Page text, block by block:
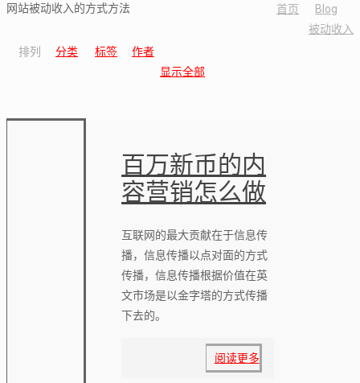
首页
Blog
被动收入
网站被动收入的方式方法
排列 分类 标签
作者
显示全部
百万新币的内
容营销怎么做
互联网的最大贡献在于信息传
播，信息传播以点对面的方式
传播，信息传播根据价值在英
文市场是以金字塔的方式传播
下去的。
阅读更多